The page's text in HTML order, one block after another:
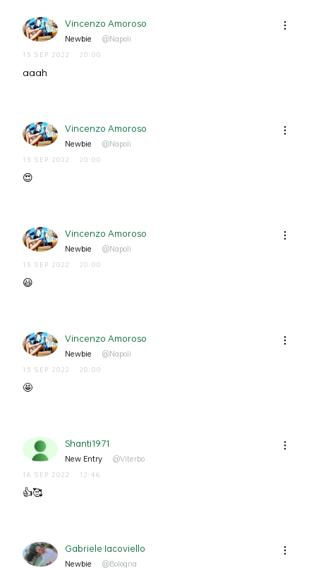
Vincenzo Amoroso
Newbie @Napoli
15 SEP 2022 20:00
aaah
Vincenzo Amoroso
Newbie @Napoli
15 SEP 2022 20:00
😍
Vincenzo Amoroso
Newbie @Napoli
15 SEP 2022 20:00
😃
Vincenzo Amoroso
Newbie @Napoli
15 SEP 2022 20:00
🤩
Shanti1971
New Entry @Viterbo
16 SEP 2022 12:46
👍🥰
Gabriele Iacoviello
Newbie @Bologna